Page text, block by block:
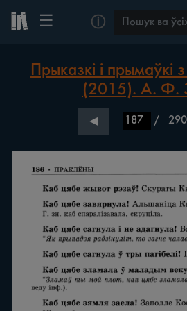
☰ ⓘ
Прыказкі і прымаўкі
(2015). А. Ф.
◀ / 290